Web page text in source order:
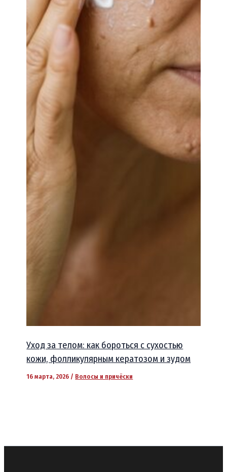
Уход за телом: как бороться с сухостью
кожи, фолликулярным кератозом и зудом
16 марта, 2026 / Волосы и причёски